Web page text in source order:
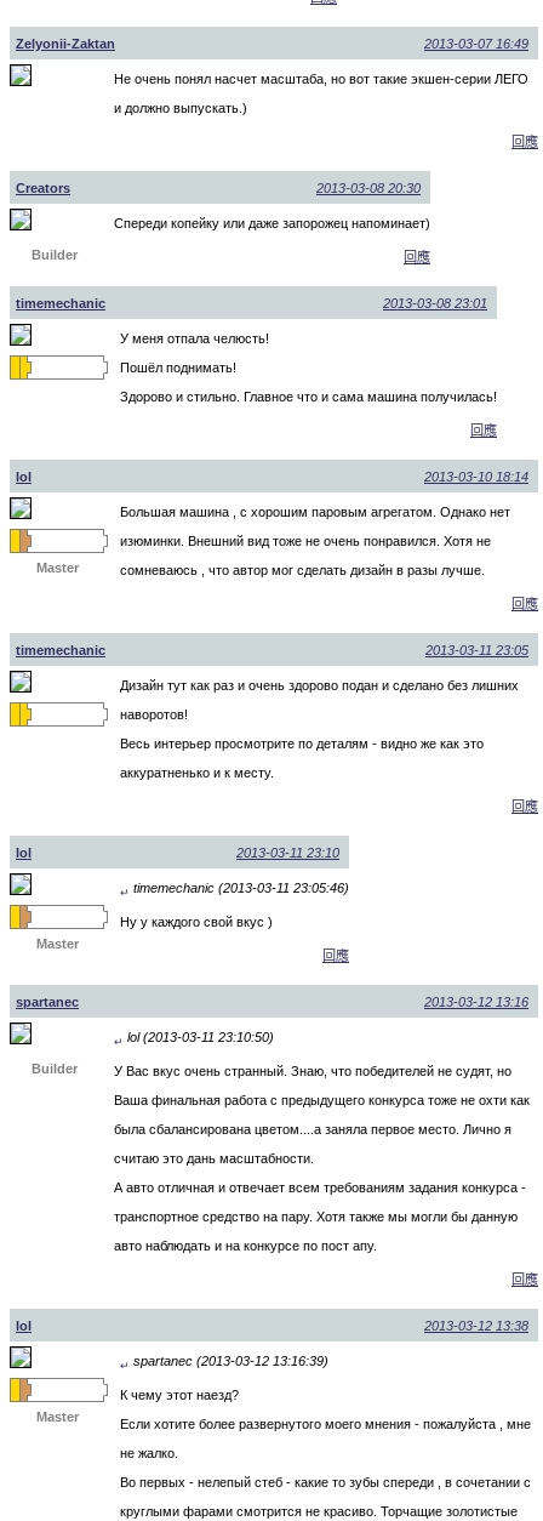
Zelyonii-Zaktan 2013-03-07 16:49
Не очень понял насчет масштаба, но вот такие экшен-серии ЛЕГО
и должно выпускать.)
回應
Creators 2013-03-08 20:30
Builder
Спереди копейку или даже запорожец напоминает)
回應
timemechanic 2013-03-08 23:01
У меня отпала челюсть!
Пошёл поднимать!
Здорово и стильно. Главное что и сама машина получилась!
回應
lol 2013-03-10 18:14
Master
Большая машина , с хорошим паровым агрегатом. Однако нет
изюминки. Внешний вид тоже не очень понравился. Хотя не
сомневаюсь , что автор мог сделать дизайн в разы лучше.
回應
timemechanic 2013-03-11 23:05
Дизайн тут как раз и очень здорово подан и сделано без лишних
наворотов!
Весь интерьер просмотрите по деталям - видно же как это
аккуратненько и к месту.
回應
lol 2013-03-11 23:10
Master
↵ timemechanic (2013-03-11 23:05:46)
Ну у каждого свой вкус )
回應
spartanec 2013-03-12 13:16
Builder
↵ lol (2013-03-11 23:10:50)
У Вас вкус очень странный. Знаю, что победителей не судят, но
Ваша финальная работа с предыдущего конкурса тоже не охти как
была сбалансирована цветом....а заняла первое место. Лично я
считаю это дань масштабности.
А авто отличная и отвечает всем требованиям задания конкурса -
транспортное средство на пару. Хотя также мы могли бы данную
авто наблюдать и на конкурсе по пост апу.
回應
lol 2013-03-12 13:38
Master
↵ spartanec (2013-03-12 13:16:39)
К чему этот наезд?
Если хотите более развернутого моего мнения - пожалуйста , мне
не жалко.
Во первых - нелепый стеб - какие то зубы спереди , в сочетании с
круглыми фарами смотрится не красиво. Торчащие золотистые